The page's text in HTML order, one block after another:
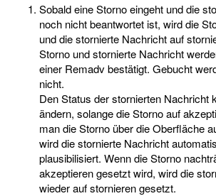
Sobald eine Storno eingeht und die
noch nicht beantwortet ist, wird die
und die stornierte Nachricht auf
Storno und stornierte Nachricht
einer Remadv bestätigt. Gebucht
nicht.
Den Status der stornierten Nachricht
ändern, solange die Storno auf
man die Storno über die Oberfläche
wird die stornierte Nachricht
plausibilisiert. Wenn die Storno
akzeptieren gesetzt wird, wird die
wieder auf stornieren gesetzt.